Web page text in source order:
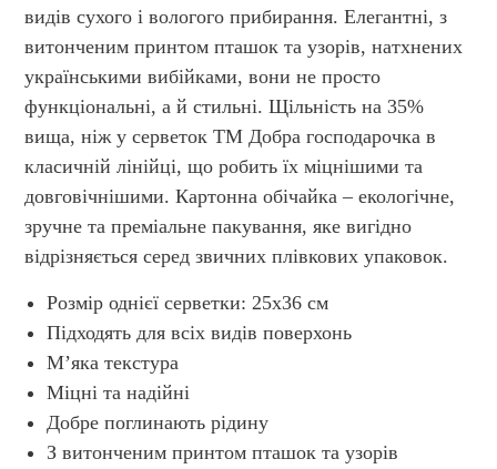
видів сухого і вологого прибирання. Елегантні, з
витонченим принтом пташок та узорів, натхнених
українськими вибійками, вони не просто
функціональні, а й стильні. Щільність на 35%
вища, ніж у серветок ТМ Добра господарочка в
класичній лінійці, що робить їх міцнішими та
довговічнішими. Картонна обічайка – екологічне,
зручне та преміальне пакування, яке вигідно
відрізняється серед звичних плівкових упаковок.
Розмір однієї серветки: 25х36 см
Підходять для всіх видів поверхонь
М’яка текстура
Міцні та надійні
Добре поглинають рідину
З витонченим принтом пташок та узорів